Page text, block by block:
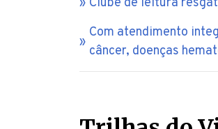
câncer, doenças
Trilhas do